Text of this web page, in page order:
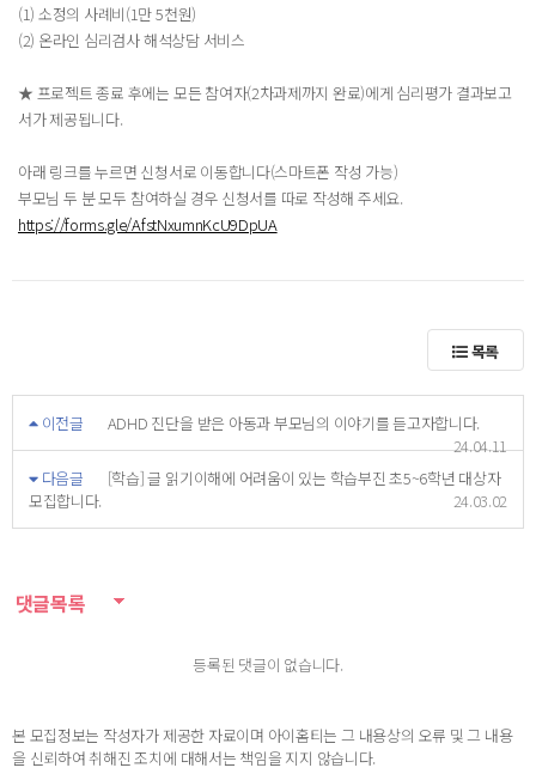
(1) 소정의 사례비(1만 5천원)
(2) 온라인 심리검사 해석상담 서비스
★ 프로젝트 종료 후에는 모든 참여자(2차과제까지 완료)에게 심리평가 결과보고
서가 제공됩니다.
아래 링크를 누르면 신청서로 이동합니다(스마트폰 작성 가능)
부모님 두 분 모두 참여하실 경우 신청서를 따로 작성해 주세요.
https://forms.gle/AfstNxumnKcU9DpUA
목록
이전글
ADHD 진단을 받은 아동과 부모님의 이야기를 듣고자합니다.
24.04.11
다음글
[학습] 글 읽기이해에 어려움이 있는 학습부진 초5~6학년 대상자
모집합니다.
24.03.02
댓글목록
등록된 댓글이 없습니다.
본 모집정보는 작성자가 제공한 자료이며 아이홈티는 그 내용상의 오류 및 그 내용
을 신뢰하여 취해진 조치에 대해서는 책임을 지지 않습니다.